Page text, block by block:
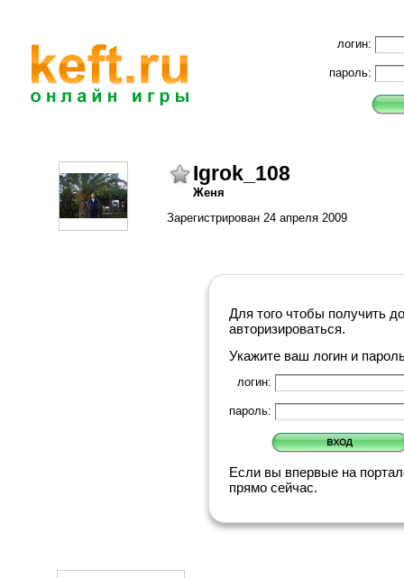
логин:
пароль:
Igrok_108
Женя
Зарегистрирован 24 апреля 2009
Для того чтобы получить
авторизироваться.
Укажите ваш логин и
логин:
пароль:
Если вы впервые на
прямо сейчас.